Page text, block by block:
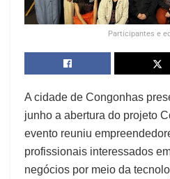
Participantes e
A cidade de Congonhas
junho a abertura do projeto
evento reuniu
profissionais interessados
negócios por meio da